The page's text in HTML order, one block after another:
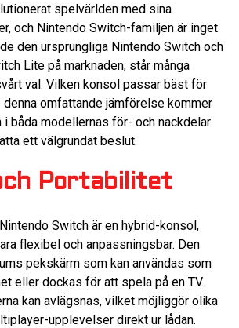
spelvärlden med sina
och Nintendo Switch-familjen är inget
den ursprungliga Nintendo Switch och
Lite på marknaden, står många
val. Vilken konsol passar bäst för
omfattande jämförelse kommer
i båda modellernas för- och nackdelar
ett välgrundat beslut.
Portabilitet
Switch är en hybrid-konsol,
flexibel och anpassningsbar. Den
pekskärm som kan användas som
eller dockas för att spela på en TV.
kan avlägsnas, vilket möjliggör olika
upplevelser direkt ur lådan.